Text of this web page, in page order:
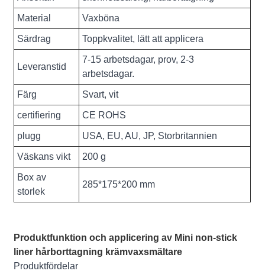
Material Vaxböna
Särdrag Toppkvalitet, lätt att applicera
Leveranstid
7-15 arbetsdagar, prov, 2-3
arbetsdagar.
Färg Svart, vit
certifiering CE ROHS
plugg USA, EU, AU, JP, Storbritannien
Väskans vikt 200 g
Box av
storlek
285*175*200 mm
Produktfunktion och applicering av Mini non-stick
liner hårborttagning krämvaxsmältare
Produktfördelar